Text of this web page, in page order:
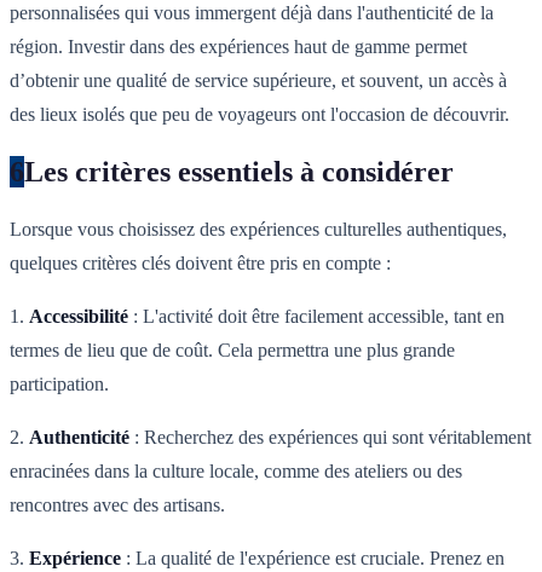
personnalisées qui vous immergent déjà dans l'authenticité de la
région. Investir dans des expériences haut de gamme permet
d’obtenir une qualité de service supérieure, et souvent, un accès à
des lieux isolés que peu de voyageurs ont l'occasion de découvrir.
6Les critères essentiels à considérer
Lorsque vous choisissez des expériences culturelles authentiques,
quelques critères clés doivent être pris en compte :
1. Accessibilité : L'activité doit être facilement accessible, tant en
termes de lieu que de coût. Cela permettra une plus grande
participation.
2. Authenticité : Recherchez des expériences qui sont véritablement
enracinées dans la culture locale, comme des ateliers ou des
rencontres avec des artisans.
3. Expérience : La qualité de l'expérience est cruciale. Prenez en